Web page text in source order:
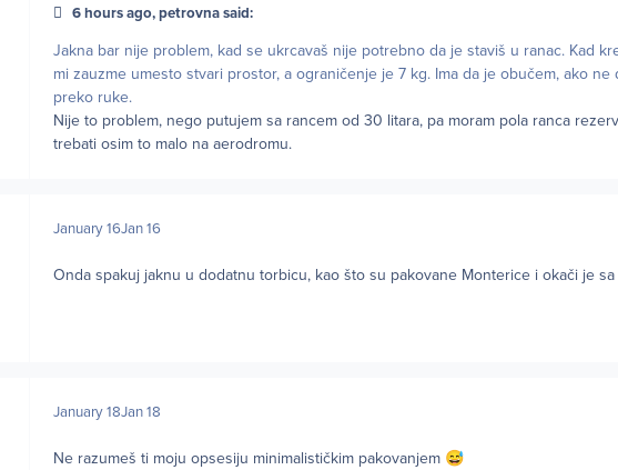
6 hours ago, petrovna said:
Jakna bar nije problem, kad se ukrcavaš nije potrebno da je staviš u ranac. Kad
mi zauzme umesto stvari prostor, a ograničenje je 7 kg. Ima da je obučem, ako
preko ruke.
Nije to problem, nego putujem sa rancem od 30 litara, pa moram pola ranca
trebati osim to malo na aerodromu.
January 16Jan 16
Onda spakuj jaknu u dodatnu torbicu, kao što su pakovane Monterice i okači je sa
January 18Jan 18
Ne razumeš ti moju opsesiju minimalističkim pakovanjem 😅